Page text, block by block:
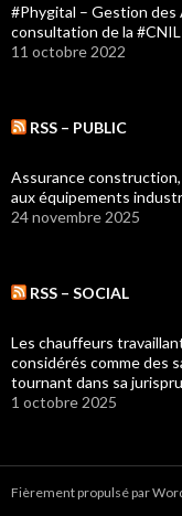
#Phygital – Gestion des
consultation de la
11 octobre 2022
RSS – PUBLIC
Assurance construction,
aux équipements
24 novembre 2025
RSS – SOCIAL
Les chauffeurs
considérés comme des
tournant dans sa
1 octobre 2025
Fièrement propulsé par